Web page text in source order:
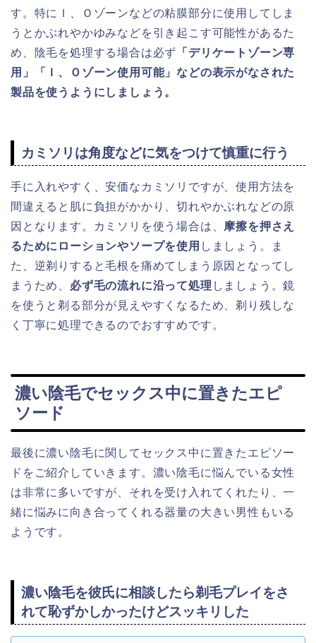
す。特にＩ、Ｏゾーンなどの粘膜部分に使用してしま
うとかぶれやかゆみなどを引き起こす可能性があるた
め、陰毛を処理する場合は必ず 「デリケートゾーン専
用」「Ｉ、Ｏゾーン使用可能」などの表示がなされた
製品を使うようにしましょう。
カミソリは角度などに気をつけて慎重に行う
手に入れやすく、安価なカミソリですが、使用方法を
間違えると肌に負担がかかり、切れやかぶれなどの原
因となります。カミソリを使う場合は、 摩擦を押さえ
るためにローションやソープを使用 しましょう。ま
た、逆剃りすると毛根を痛めてしまう原因となってし
まうため、 必ず毛の流れに沿って処理 しましょう。鏡
を使うと剃る部分が見えやすくなるため、剃り残しな
く丁寧に処理できるのでおすすめです。
濃い陰毛でセックス中に置きたエピ
ソード
最後に濃い陰毛に関してセックス中に置きたエピソー
ドをご紹介していきます。濃い陰毛に悩んでいる女性
は非常に多いですが、それを受け入れてくれたり、一
緒に悩みに向き合ってくれる器量の大きい男性もいる
ようです。
濃い陰毛を彼氏に相談したら剃毛プレイをさ
れて恥ずかしかったけどスッキリした